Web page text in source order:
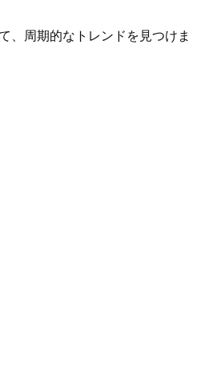
、周期的なトレンドを見つけま